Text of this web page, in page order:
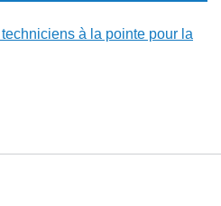
à la pointe pour la